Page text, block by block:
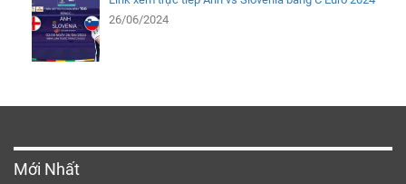
26/06/2024
Mới Nhất